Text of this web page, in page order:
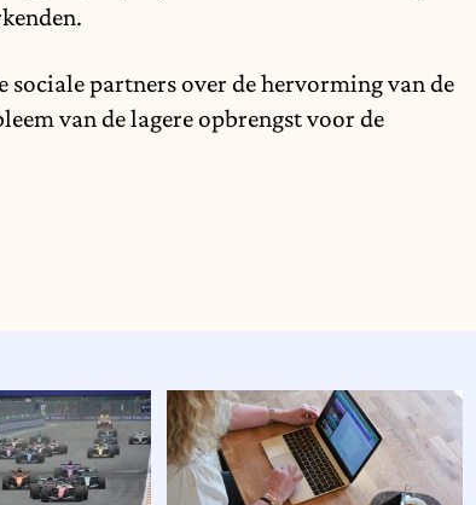
sociale partners over de hervorming van de
van de lagere opbrengst voor de